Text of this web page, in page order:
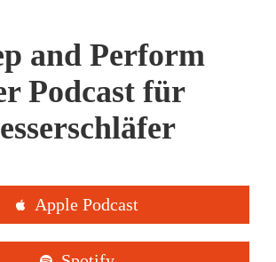
and Perform
Podcast für
Apple Podcast